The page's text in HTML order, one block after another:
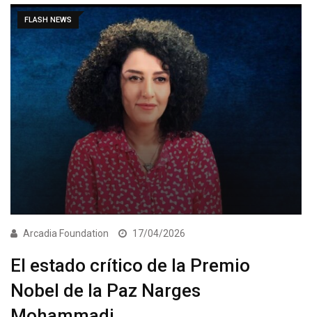
FLASH NEWS
Arcadia Foundation 17/04/2026
El estado crítico de la Premio
Nobel de la Paz Narges